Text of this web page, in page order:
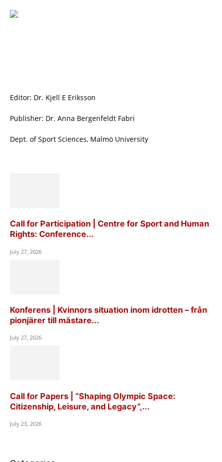
Editor: Dr. Kjell E Eriksson
Publisher: Dr. Anna Bergenfeldt Fabri
Dept. of Sport Sciences, Malmö University
Call for Participation | Centre for Sport and Human
Rights: Conference...
July 27, 2026
Konferens | Kvinnors situation inom idrotten – från
pionjärer till mästare...
July 27, 2026
Call for Papers | “Shaping Olympic Space:
Citizenship, Leisure, and Legacy”,...
July 23, 2026